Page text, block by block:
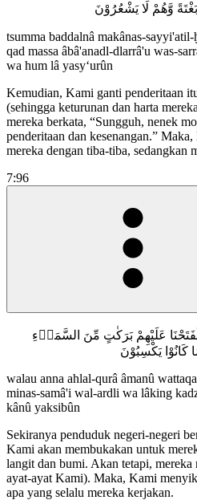
وَّهُمْ لَا يَشْعُرُوْنَ
tsumma baddalnâ makânas-
qad massa âbâ'anadl-dlarrâ'u was-
wa hum lâ yasy‘urûn
Kemudian, Kami ganti penderitaan
(sehingga keturunan dan harta
mereka berkata, “Sungguh, nenek
penderitaan dan kesenangan.”
mereka dengan tiba-tiba, sedangkan
7:96
لَفَتَحْنَا عَلَيْهِمْ بَرَكٰتٍ مِّنَ السَّمَاۤءِ
كَانُوْا يَكْسِبُوْنَ
walau anna ahlal-qurâ âmanû
minas-samâ'i wal-ardli wa lâking
kânû yaksibûn
Sekiranya penduduk negeri-negeri
Kami akan membukakan untuk
langit dan bumi. Akan tetapi, mereka
ayat-ayat Kami). Maka, Kami
apa yang selalu mereka kerjakan.